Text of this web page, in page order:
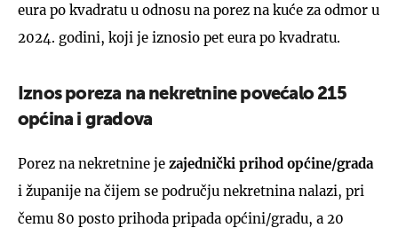
eura po kvadratu u odnosu na porez na kuće za odmor u
2024. godini, koji je iznosio pet eura po kvadratu.
Iznos poreza na nekretnine povećalo 215
općina i gradova
Porez na nekretnine je zajednički prihod općine/grada
i županije na čijem se području nekretnina nalazi, pri
čemu 80 posto prihoda pripada općini/gradu, a 20